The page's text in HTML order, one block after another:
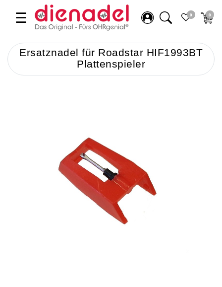
☰ 0 0
Ersatznadel für Roadstar HIF1993BT
Plattenspieler